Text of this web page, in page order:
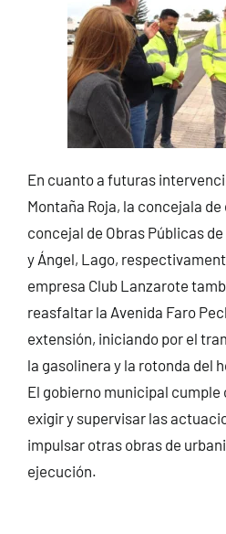
En cuanto a futuras
Montaña Roja, la concejala
concejal de Obras Públicas
y Ángel, Lago,
empresa Club Lanzarote
reasfaltar la Avenida Faro
extensión, iniciando por el
la gasolinera y la rotonda del
El gobierno municipal cumple
exigir y supervisar las
impulsar otras obras de
ejecución.